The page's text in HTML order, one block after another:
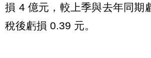
損 4 億元，較上季與去年同期
稅後虧損 0.39 元。